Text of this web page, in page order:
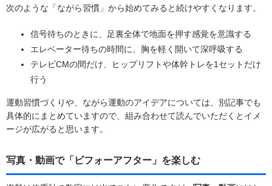
次のような「ながら習慣」から始めてみると続けやすくなります。
信号待ちのときに、足裏全体で地面を押す感覚を意識する
エレベーター待ちの時間に、胸を軽く開いて深呼吸する
テレビCMの間だけ、ヒップリフトや体幹トレを1セットだけ
行う
運動習慣づくりや、ながら運動のアイデアについては、別記事でも
具体的にまとめていますので、組み合わせて読んでいただくとイメ
ージが広がると思います。
写真・動画で「ビフォーアフター」を楽しむ